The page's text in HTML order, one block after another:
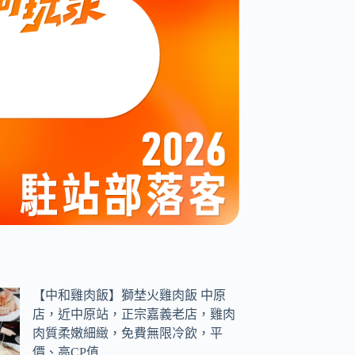
【中和雞肉飯】獅埜火雞肉飯 中原
店，近中原站，正宗嘉義老店，雞肉
肉質柔嫩細緻，免費無限冷飲，平
價、高CP值